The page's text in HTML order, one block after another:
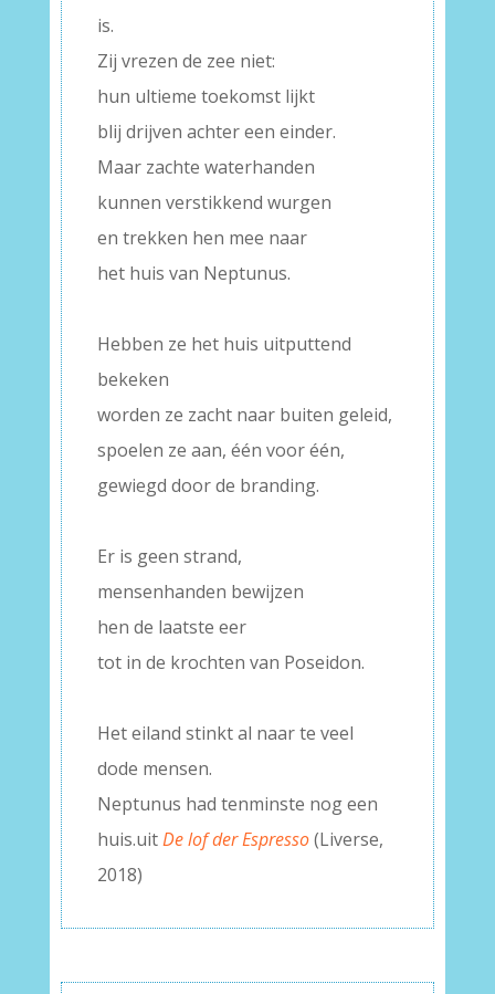
is.
Zij vrezen de zee niet:
hun ultieme toekomst lijkt
blij drijven achter een einder.
Maar zachte waterhanden
kunnen verstikkend wurgen
en trekken hen mee naar
het huis van Neptunus.
Hebben ze het huis uitputtend
bekeken
worden ze zacht naar buiten geleid,
spoelen ze aan, één voor één,
gewiegd door de branding.
Er is geen strand,
mensenhanden bewijzen
hen de laatste eer
tot in de krochten van Poseidon.
Het eiland stinkt al naar te veel
dode mensen.
Neptunus had tenminste nog een
huis.uitDe lof der Espresso(Liverse,
2018)